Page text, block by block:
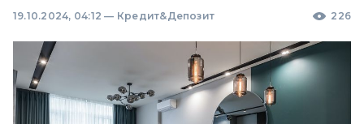
19.10.2024, 04:12 — Кредит&Депозит 226